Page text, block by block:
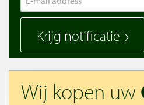
Krijg notificatie
Wij kopen uw